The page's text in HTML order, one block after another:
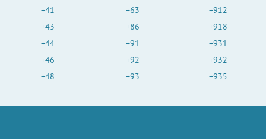
+41
+43
+44
+46
+48
+63
+86
+91
+92
+93
+912
+918
+931
+932
+935